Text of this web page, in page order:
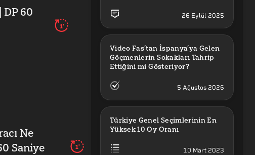
60
1'
Ne
Saniye
1'
26 Eylül 2025
Video Fas’tan İspanya’ya Gelen
Göçmenlerin Sokakları Tahrip
Ettiğini mi Gösteriyor?
5 Ağustos 2026
Türkiye Genel Seçimlerinin En
Yüksek 10 Oy Oranı
10 Mart 2023